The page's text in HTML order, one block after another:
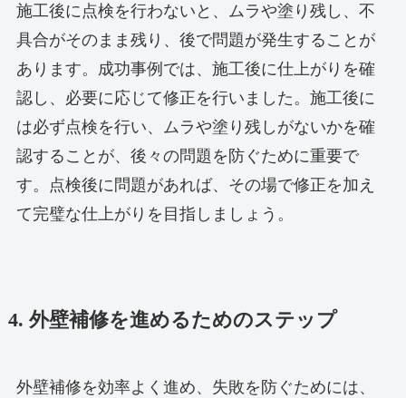
施工後に点検を行わないと、ムラや塗り残し、不
具合がそのまま残り、後で問題が発生することが
あります。成功事例では、施工後に仕上がりを確
認し、必要に応じて修正を行いました。施工後に
は必ず点検を行い、ムラや塗り残しがないかを確
認することが、後々の問題を防ぐために重要で
す。点検後に問題があれば、その場で修正を加え
て完璧な仕上がりを目指しましょう。
4. 外壁補修を進めるためのステップ
外壁補修を効率よく進め、失敗を防ぐためには、